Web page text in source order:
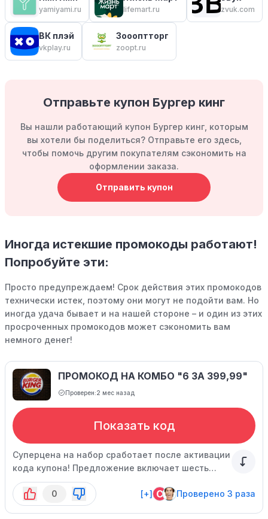
yamiyami.ru lifemart.ru zvuk.com
ВК плэй
vkplay.ru
Зоооптторг
zoopt.ru
Отправьте купон Бургер кинг
Вы нашли работающий купон Бургер кинг, которым
вы хотели бы поделиться? Отправьте его здесь,
чтобы помочь другим покупателям сэкономить на
оформлении заказа.
Отправить купон
Иногда истекшие промокоды работают!
Попробуйте эти:
Просто предупреждаем! Срок действия этих промокодов
технически истек, поэтому они могут не подойти вам. Но
иногда удача бывает и на нашей стороне – и один из этих
просроченных промокодов может сэкономить вам
немного денег!
ПРОМОКОД НА КОМБО "6 ЗА 399,99"
Проверен:2 мес назад
Показать код
Суперцена на набор сработает после активации
кода купона! Предложение включает шесть
позиций: "Воппер Джуниор", наггетсы, луковые
кольца, малую порцию "Кинг Фри", пирожок с
малиной и сливками, а также колу (0,3 л) - и
0 [+] C Проверено 3 раза